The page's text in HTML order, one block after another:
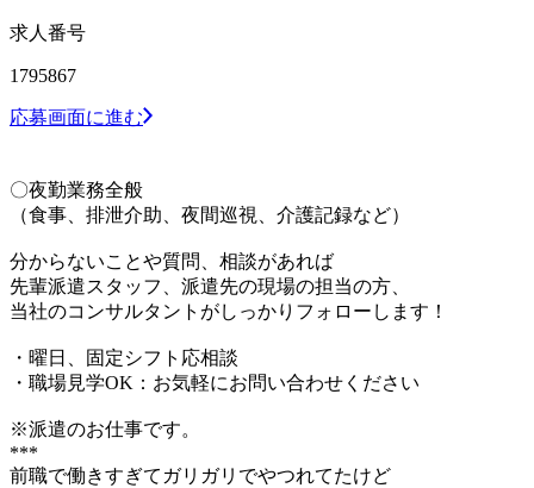
求人番号
1795867
応募画面に進む
〇夜勤業務全般
（食事、排泄介助、夜間巡視、介護記録など）
分からないことや質問、相談があれば
先輩派遣スタッフ、派遣先の現場の担当の方、
当社のコンサルタントがしっかりフォローします！
・曜日、固定シフト応相談
・職場見学OK：お気軽にお問い合わせください
※派遣のお仕事です。
***
前職で働きすぎてガリガリでやつれてたけど